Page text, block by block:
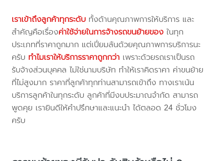
เราเข้าถึงลูกค้าทุกระดับ ทั้งด้านคุณภาพการให้บริการ และ
สำคัญคือเรื่องค่าใช้จ่ายในการจ้างรถขนย้ายของ ในทุก
ประเภทที่ราคาถูกมาก แต่เปี่ยมล้นด้วยคุณภาพการบริการนะ
ครับ ทำไมเราให้บริการราคาถูกกว่า เพราะด้วยรถเราเป็นรถ
รับจ้างส่วนบุคคล ไม่ใช่นามบริษัท ทำให้เราคิดราคา ค่าขนย้าย
ที่ไม่สูงมาก ราคาที่ลูกค้าทุกท่านสามารถเข้าถึง ทางเราเน้น
บริการลูกค้าในทุกระดับ ลูกค้าที่มีงบประมาณจำกัด สามารถ
พูดคุย เรายินดีให้คำปรึกษาและแนะนำ ได้ตลอด 24 ชั่วโมง
ครับ